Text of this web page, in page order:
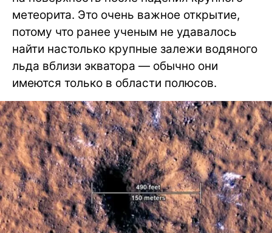
метеорита. Это очень важное открытие,
потому что ранее ученым не удавалось
найти настолько крупные залежи водяного
льда вблизи экватора — обычно они
имеются только в области полюсов.